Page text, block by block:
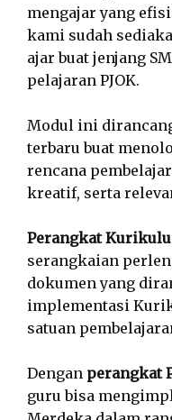
mengajar yang
kami sudah
ajar buat jenjang
pelajaran PJOK.
Modul ini
terbaru buat
rencana
kreatif, serta
Perangkat
serangkaian
dokumen yang
implementasi
satuan
Dengan perangkat
guru bisa